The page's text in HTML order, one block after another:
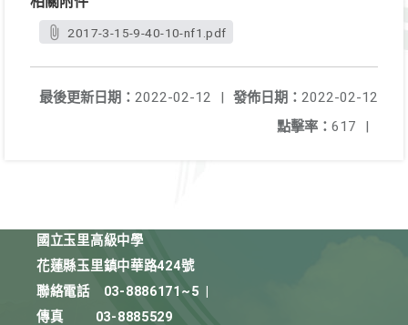
2017-3-15-9-40-10-nf1.pdf
發佈日期： 2022-02-12
最後更新日期： 2022-02-12
|
點擊率： 617 |
國立玉里高級中學
花蓮縣玉里鎮中華路424號
聯絡電話
03-8886171~5
傳真
03-8885529